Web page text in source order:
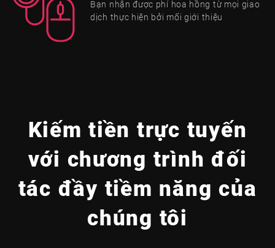
Bạn nhận được phí hoa hồng từ mọi giao
dịch thực hiện bởi mối giới thiệu
Kiếm tiền trực tuyến
với chương trình đối
tác đầy tiềm năng của
chúng tôi